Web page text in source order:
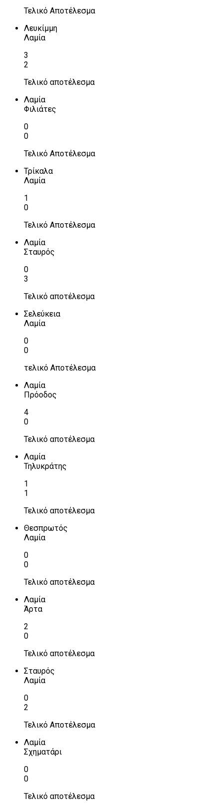
Τελικό Αποτέλεσμα
Λευκίμμη
Λαμία
3
2
Τελικό αποτέλεσμα
Λαμία
Φιλιάτες
0
0
Τελικό Αποτέλεσμα
Τρίκαλα
Λαμία
1
0
Τελικό Αποτέλεσμα
Λαμία
Σταυρός
0
3
Τελικό αποτέλεσμα
Σελεύκεια
Λαμία
0
0
τελικό Αποτέλεσμα
Λαμία
Πρόοδος
4
0
Τελικό αποτέλεσμα
Λαμία
Τηλυκράτης
1
1
Τελικό αποτέλεσμα
Θεσπρωτός
Λαμία
0
0
Τελικό αποτέλεσμα
Λαμία
Άρτα
2
0
Τελικό αποτέλεσμα
Σταυρός
Λαμία
0
2
Τελικό Αποτέλεσμα
Λαμία
Σχηματάρι
0
0
Τελικό αποτέλεσμα